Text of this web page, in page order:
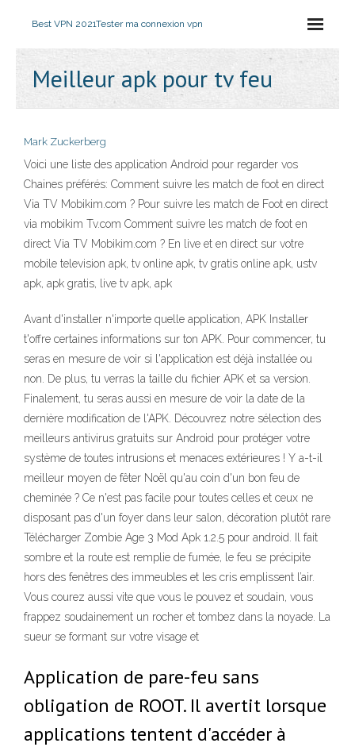
Best VPN 2021Tester ma connexion vpn
Meilleur apk pour tv feu
Mark Zuckerberg
Voici une liste des application Android pour regarder vos
Chaines préférés: Comment suivre les match de foot en direct
Via TV Mobikim.com ? Pour suivre les match de Foot en direct
via mobikim Tv.com Comment suivre les match de foot en
direct Via TV Mobikim.com ? En live et en direct sur votre
mobile television apk, tv online apk, tv gratis online apk, ustv
apk, apk gratis, live tv apk, apk
Avant d'installer n'importe quelle application, APK Installer
t'offre certaines informations sur ton APK. Pour commencer, tu
seras en mesure de voir si l'application est déjà installée ou
non. De plus, tu verras la taille du fichier APK et sa version.
Finalement, tu seras aussi en mesure de voir la date de la
dernière modification de l'APK. Découvrez notre sélection des
meilleurs antivirus gratuits sur Android pour protéger votre
système de toutes intrusions et menaces extérieures ! Y a-t-il
meilleur moyen de fêter Noël qu'au coin d'un bon feu de
cheminée ? Ce n'est pas facile pour toutes celles et ceux ne
disposant pas d'un foyer dans leur salon, décoration plutôt rare
Télécharger Zombie Age 3 Mod Apk 1.2.5 pour android. Il fait
sombre et la route est remplie de fumée, le feu se précipite
hors des fenêtres des immeubles et les cris emplissent l’air.
Vous courez aussi vite que vous le pouvez et soudain, vous
frappez soudainement un rocher et tombez dans la noyade. La
sueur se formant sur votre visage et
Application de pare-feu sans
obligation de ROOT. Il avertit lorsque
applications tentent d'accéder à